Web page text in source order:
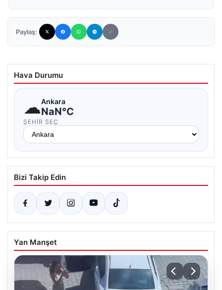
Paylaş:
Hava Durumu
☁Ankara
NaN°C
ŞEHIR SEÇ
Bizi Takip Edin
Yan Manşet